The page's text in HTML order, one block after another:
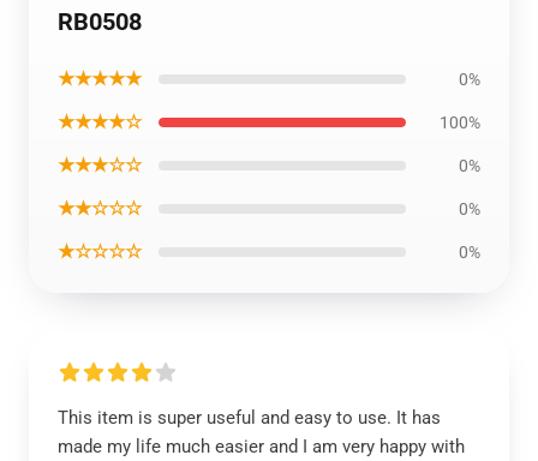
RB0508
★★★★★ 0%
★★★★☆ 100%
★★★☆☆ 0%
★★☆☆☆ 0%
★☆☆☆☆ 0%
This item is super useful and easy to use. It has
made my life much easier and I am very happy with